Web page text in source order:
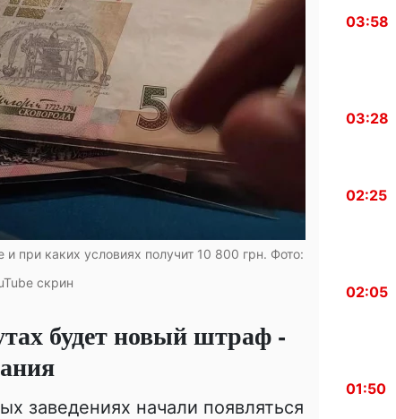
при каких условиях получит 10 800 грн. Фото:
скрин
будет новый штраф -
заведениях начали появляться
03:58
03:28
02:25
02:05
01:50